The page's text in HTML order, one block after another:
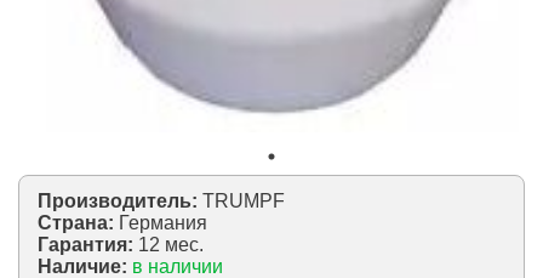
Производитель: TRUMPF
Страна: Германия
Гарантия: 12 мес.
Наличие: в наличии